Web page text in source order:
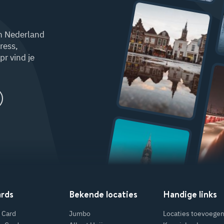
Nederland
vind je
at te
W
at te doen in
Am
ersfoort?
W
at te doen in
Delft?
Bekende locaties
Jumbo
Handige links
Locaties toevoegen